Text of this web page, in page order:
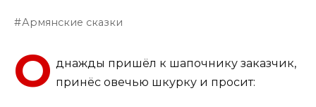
Армянские сказки
О днажды пришёл к шапочнику заказчик,
принёс овечью шкурку и просит: